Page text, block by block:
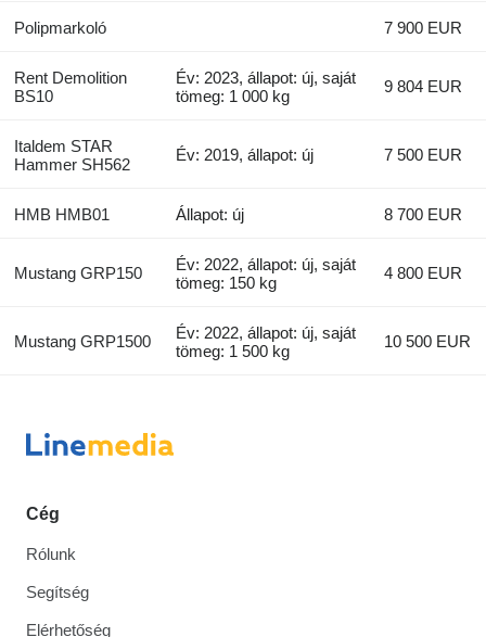
Polipmarkoló 7 900 EUR
Rent Demolition
BS10
Év: 2023, állapot: új, saját
tömeg: 1 000 kg
9 804 EUR
Italdem STAR
Hammer SH562
Év: 2019, állapot: új 7 500 EUR
HMB HMB01 Állapot: új 8 700 EUR
Mustang GRP150
Év: 2022, állapot: új, saját
tömeg: 150 kg
4 800 EUR
Mustang GRP1500
Év: 2022, állapot: új, saját
tömeg: 1 500 kg
10 500 EUR
Cég
Rólunk
Segítség
Elérhetőség